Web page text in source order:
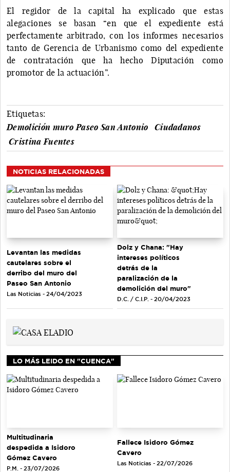
El regidor de la capital ha explicado que estas
alegaciones se basan “en que el expediente está
perfectamente arbitrado, con los informes necesarios
tanto de Gerencia de Urbanismo como del expediente
de contratación que ha hecho Diputación como
promotor de la actuación”.
Etiquetas:
Demolición muro Paseo San Antonio
Ciudadanos
Cristina Fuentes
NOTICIAS RELACIONADAS
Levantan las medidas
cautelares sobre el
derribo del muro del
Paseo San Antonio
Las Noticias - 24/04/2023
Dolz y Chana: "Hay
intereses políticos
detrás de la
paralización de la
demolición del muro"
D.C. / C.I.P. - 20/04/2023
LO MÁS LEIDO EN "CUENCA"
Multitudinaria
despedida a Isidoro
Gómez Cavero
P.M. - 23/07/2026
Fallece Isidoro Gómez
Cavero
Las Noticias - 22/07/2026